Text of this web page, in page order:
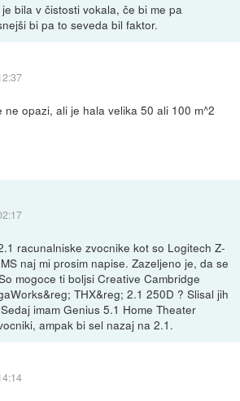
bila v čistosti vokala, če bi me pa
bi pa to seveda bil faktor.
ne opazi, ali je hala velika 50 ali 100 m^2
racunalniske zvocnike kot so Logitech Z-
naj mi prosim napise. Zazeljeno je, da se
mogoce ti boljsi Creative Cambridge
THX&reg; 2.1 250D ? Slisal jih
imam Genius 5.1 Home Theater
ampak bi sel nazaj na 2.1.